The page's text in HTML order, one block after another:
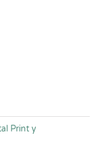
Print y